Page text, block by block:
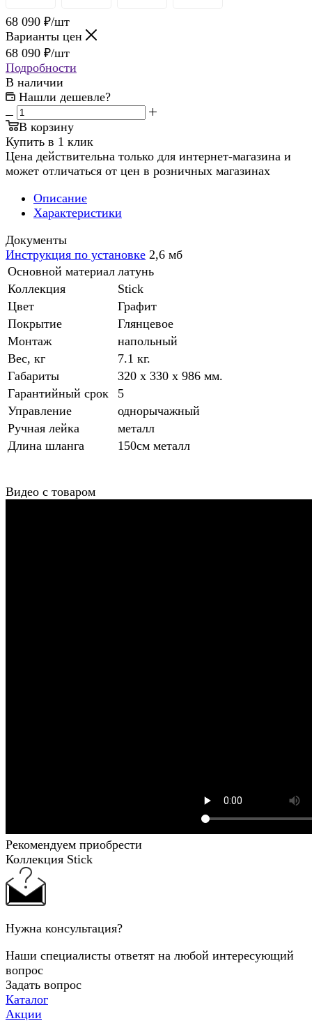
68 090 ₽/шт
Варианты цен
68 090 ₽/шт
Подробности
В наличии
Нашли дешевле?
В корзину
Купить в 1 клик
Цена действительна только для интернет-магазина и
может отличаться от цен в розничных магазинах
Описание
Характеристики
Документы
Инструкция по установке 2,6 мб
Основной материал латунь
Коллекция
Stick
Цвет
Графит
Покрытие
Глянцевое
Монтаж
напольный
Вес, кг
7.1 кг.
Габариты
320 x 330 x 986 мм.
Гарантийный срок
5
Управление
однорычажный
Ручная лейка
металл
Длина шланга
150см металл
Видео с товаром
Рекомендуем приобрести
Коллекция Stick
Нужна консультация?
Наши специалисты ответят на любой интересующий
вопрос
Задать вопрос
Каталог
Акции